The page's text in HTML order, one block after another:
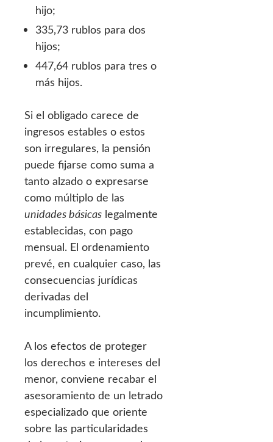
hijo;
335,73 rublos para dos
hijos;
447,64 rublos para tres o
más hijos.
Si el obligado carece de
ingresos estables o estos
son irregulares, la pensión
puede fijarse como suma a
tanto alzado o expresarse
como múltiplo de las
unidades básicas legalmente
establecidas, con pago
mensual. El ordenamiento
prevé, en cualquier caso, las
consecuencias jurídicas
derivadas del
incumplimiento.
A los efectos de proteger
los derechos e intereses del
menor, conviene recabar el
asesoramiento de un letrado
especializado que oriente
sobre las particularidades